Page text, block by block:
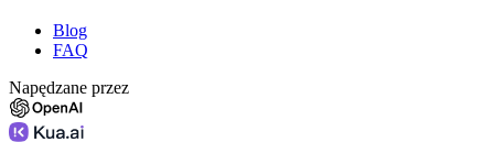
Blog
FAQ
Napędzane przez